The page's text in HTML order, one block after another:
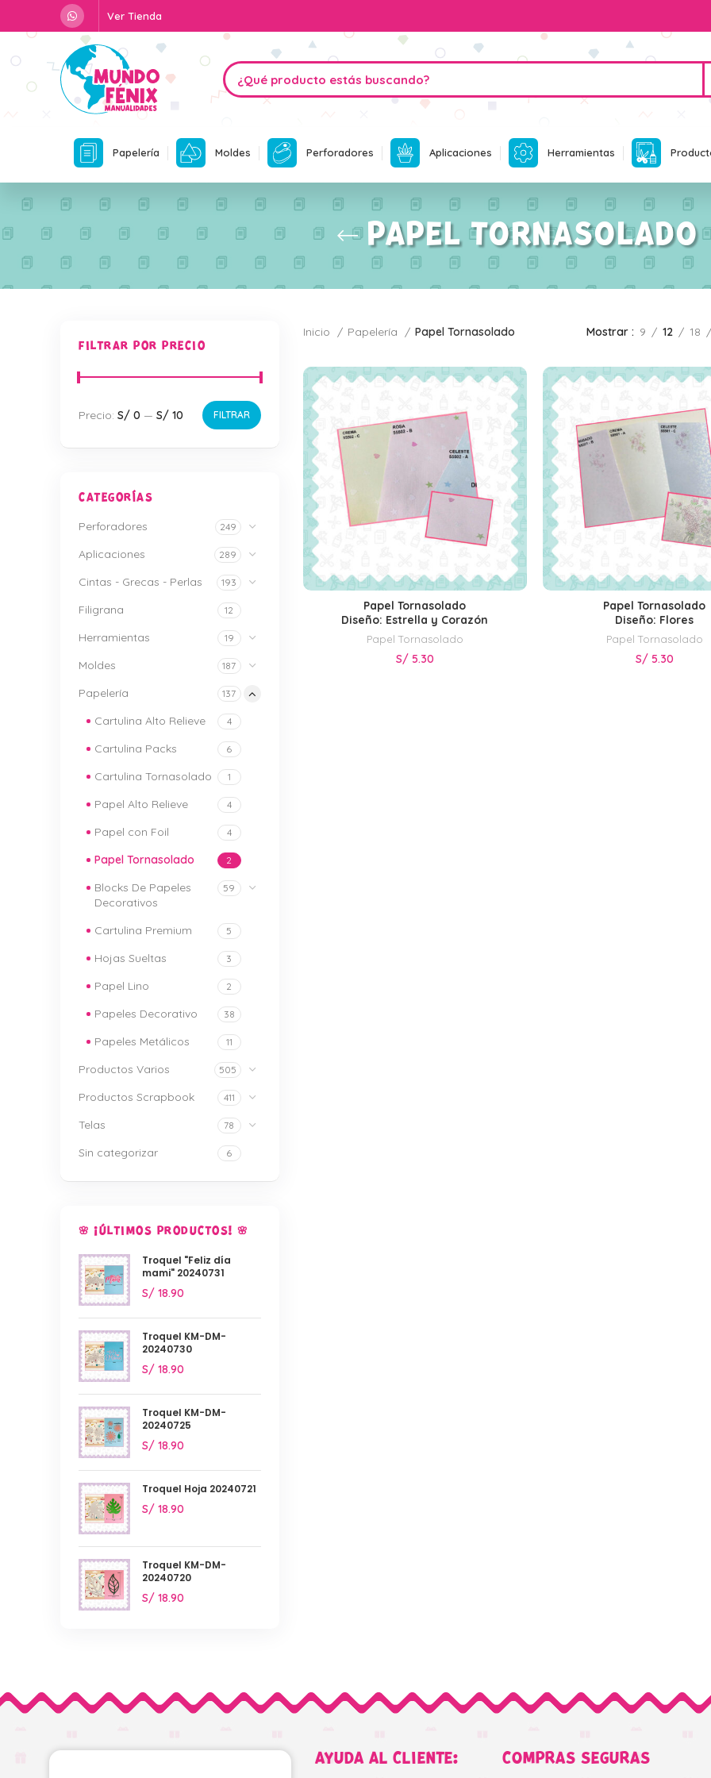
Ver Tienda
Papelería Moldes Perforadores Aplicaciones Herramientas
PAPEL TORNASOLADO
FILTRAR POR PRECIO
FILTRAR
Precio: S/ 0 — S/ 10
CATEGORÍAS
Perforadores 249
Aplicaciones 289
Cintas - Grecas - Perlas 193
Filigrana 12
Herramientas 19
Moldes 187
Papelería 137
Cartulina Alto Relieve 4
Cartulina Packs 6
Cartulina Tornasolado 1
Papel Alto Relieve 4
Papel con Foil 4
Papel Tornasolado 2
Blocks De Papeles
Decorativos
59
Cartulina Premium 5
Hojas Sueltas 3
Papel Lino 2
Papeles Decorativo 38
Papeles Metálicos 11
Productos Varios 505
Productos Scrapbook 411
Telas 78
Sin categorizar 6
🌸 ¡ÚLTIMOS PRODUCTOS! 🌸
Troquel "Feliz día
mami" 20240731
S/ 18.90
Troquel KM-DM-
20240730
S/ 18.90
Troquel KM-DM-
20240725
S/ 18.90
Troquel Hoja 20240721
S/ 18.90
Troquel KM-DM-
20240720
S/ 18.90
Inicio Papelería Papel Tornasolado Mostrar 9 12 18
SELECCIONAR OPCIONES
Papel Tornasolado
Diseño: Estrella y Corazón
Papel Tornasolado
S/5.30
SELECCIONAR
Papel Tornasolado
Diseño: Flores
Papel Tornasolado
S/5.30
AYUDA AL CLIENTE: COMPRAS SEGURAS